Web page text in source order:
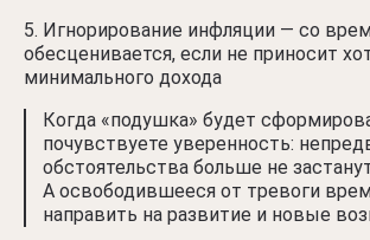
Игнорирование инфляции — со
обесценивается, если не приносит
минимального дохода
Когда «подушка» будет
почувствуете уверенность:
обстоятельства больше не
А освободившееся от тревоги
направить на развитие и новые